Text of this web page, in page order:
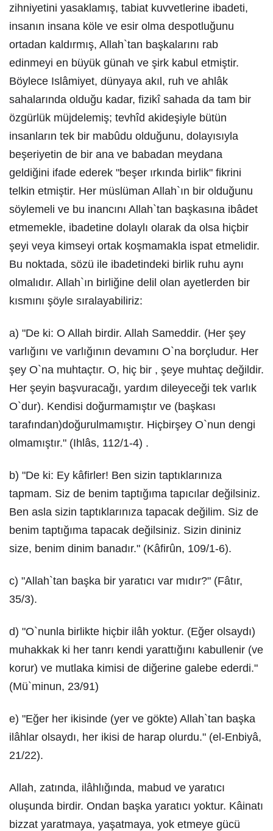
zihniyetini yasaklamış, tabiat kuvvetlerine ibadeti,
insanın insana köle ve esir olma despotluğunu
ortadan kaldırmış, Allah`tan başkalarını rab
edinmeyi en büyük günah ve şirk kabul etmiştir.
Böylece Islâmiyet, dünyaya akıl, ruh ve ahlâk
sahalarında olduğu kadar, fizikî sahada da tam bir
özgürlük müjdelemiş; tevhîd akideşiyle bütün
insanların tek bir mabûdu olduğunu, dolayısıyla
beşeriyetin de bir ana ve babadan meydana
geldiğini ifade ederek "beşer ırkında birlik" fikrini
telkin etmiştir. Her müslüman Allah`ın bir olduğunu
söylemeli ve bu inancını Allah`tan başkasına ibâdet
etmemekle, ibadetine dolaylı olarak da olsa hiçbir
şeyi veya kimseyi ortak koşmamakla ispat etmelidir.
Bu noktada, sözü ile ibadetindeki birlik ruhu aynı
olmalıdır. Allah`ın birliğine delil olan ayetlerden bir
kısmını şöyle sıralayabiliriz:
a) "De ki: O Allah birdir. Allah Sameddir. (Her şey
varlığını ve varlığının devamını O`na borçludur. Her
şey O`na muhtaçtır. O, hiç bir , şeye muhtaç değildir.
Her şeyin başvuracağı, yardım dileyeceği tek varlık
O`dur). Kendisi doğurmamıştır ve (başkası
tarafından)doğurulmamıştır. Hiçbirşey O`nun dengi
olmamıştır." (Ihlâs, 112/1-4) .
b) "De ki: Ey kâfirler! Ben sizin taptıklarınıza
tapmam. Siz de benim taptığıma tapıcılar değilsiniz.
Ben asla sizin taptıklarınıza tapacak değilim. Siz de
benim taptığıma tapacak değilsiniz. Sizin dininiz
size, benim dinim banadır." (Kâfirûn, 109/1-6).
c) "Allah`tan başka bir yaratıcı var mıdır?" (Fâtır,
35/3).
d) "O`nunla birlikte hiçbir ilâh yoktur. (Eğer olsaydı)
muhakkak ki her tanrı kendi yarattığını kabullenir (ve
korur) ve mutlaka kimisi de diğerine galebe ederdi."
(Mü`minun, 23/91)
e) "Eğer her ikisinde (yer ve gökte) Allah`tan başka
ilâhlar olsaydı, her ikisi de harap olurdu." (el-Enbiyâ,
21/22).
Allah, zatında, ilâhlığında, mabud ve yaratıcı
oluşunda birdir. Ondan başka yaratıcı yoktur. Kâinatı
bizzat yaratmaya, yaşatmaya, yok etmeye gücü